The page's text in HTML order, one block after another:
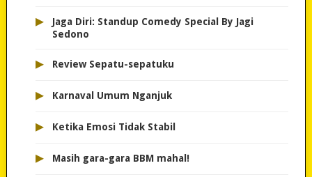
▸
Jaga Diri: Standup Comedy Special By Jagi
Sedono
▸ Review Sepatu-sepatuku
▸ Karnaval Umum Nganjuk
▸ Ketika Emosi Tidak Stabil
▸ Masih gara-gara BBM mahal!